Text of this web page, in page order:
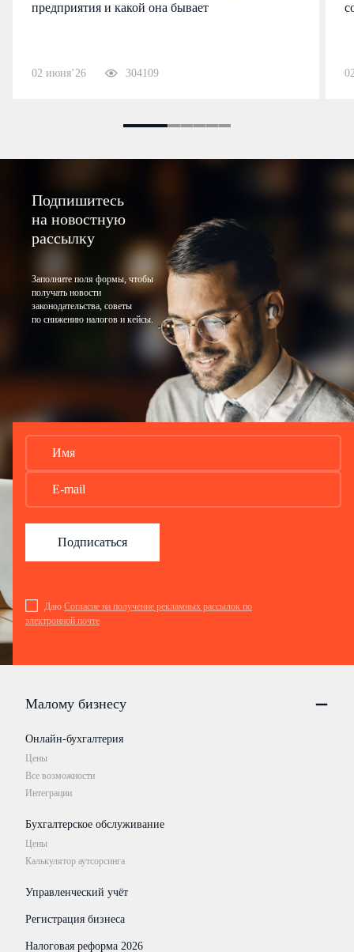
предприятия и какой она бывает
02 июня’26 304109
Подпишитесь
на новостную
рассылку
Заполните поля формы, чтобы
получать новости
законодательства, советы
по снижению налогов и кейсы.
Даю Согласие на получение рекламных рассылок по
электронной почте
Подписаться
Малому бизнесу
Онлайн-бухгалтерия
Цены
Все возможности
Интеграции
Бухгалтерское обслуживание
Цены
Калькулятор аутсорсинга
Управленческий учёт
Регистрация бизнеса
Налоговая реформа 2026